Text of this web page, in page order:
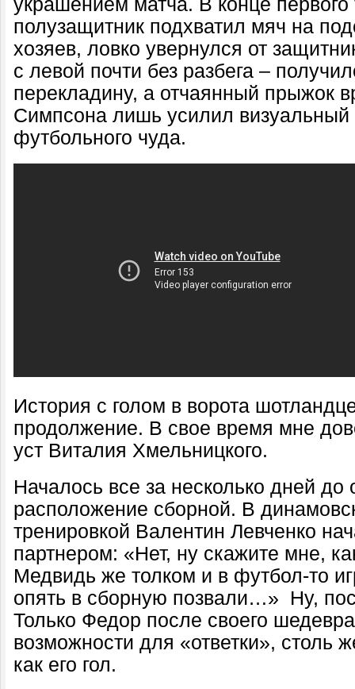
полузащитник подхватил мяч на
хозяев, ловко увернулся от
с левой почти без разбега –
перекладину, а отчаянный прыжок
Симпсона лишь усилил визуальный
футбольного чуда.
История с голом в ворота
продолжение. В свое время мне
уст Виталия Хмельницкого.
Началось все за несколько дней
расположение сборной. В
тренировкой Валентин Левченко
партнером: «Нет, ну скажите мне,
Медвидь же толком и в футбол-то
опять в сборную позвали…» Ну,
Только Федор после своего
возможности для «ответки», столь
как его гол.